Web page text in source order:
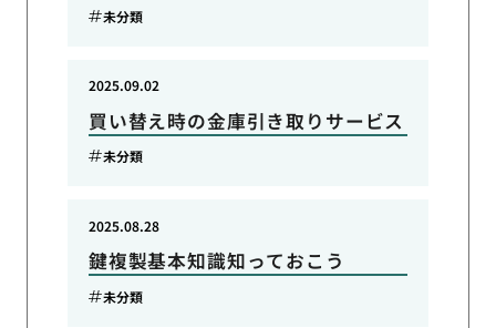
未分類
買い替え時の金庫引き取りサービス
2025.09.02
未分類
鍵複製基本知識知っておこう
2025.08.28
未分類